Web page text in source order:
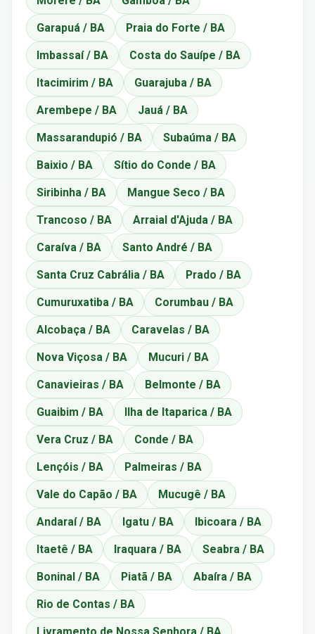
Garapuá / BA Praia do Forte / BA
Imbassaí / BA Costa do Sauípe / BA
Itacimirim / BA Guarajuba / BA
Arembepe / BA Jauá / BA
Massarandupió / BA Subaúma / BA
Baixio / BA Sítio do Conde / BA
Siribinha / BA Mangue Seco / BA
Trancoso / BA Arraial d'Ajuda / BA
Caraíva / BA Santo André / BA
Santa Cruz Cabrália / BA Prado / BA
Cumuruxatiba / BA Corumbau / BA
Alcobaça / BA Caravelas / BA
Nova Viçosa / BA Mucuri / BA
Canavieiras / BA Belmonte / BA
Guaibim / BA Ilha de Itaparica / BA
Vera Cruz / BA Conde / BA
Lençóis / BA Palmeiras / BA
Vale do Capão / BA Mucugê / BA
Andaraí / BA Igatu / BA Ibicoara / BA
Itaetê / BA Iraquara / BA Seabra / BA
Boninal / BA Piatã / BA Abaíra / BA
Rio de Contas / BA
Livramento de Nossa Senhora / BA